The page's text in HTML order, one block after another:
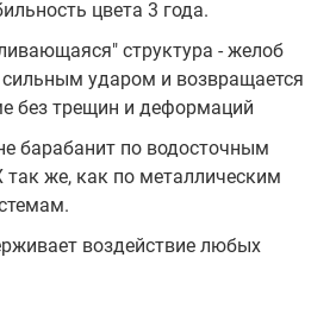
цвета 3 года.
структура - желоб
сильным ударом и возвращается
без трещин и деформаций
барабанит по водосточным
же, как по металлическим
воздействие любых